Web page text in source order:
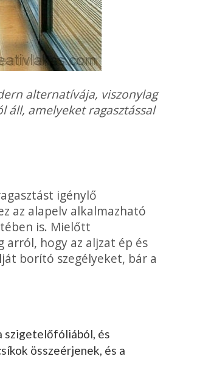
alternatívája, viszony­lag
amelyeket ragasztással
igénylő
az alapelv alkalmazható
is. Mielőtt
hogy az aljzat ép és
borító szegélyeket, bár a
szigetelőfó­liából, és
összeérjenek, és a